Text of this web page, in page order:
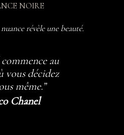
NOIRE
révèle une beauté.
commence au
vous décidez
même.”
Chanel